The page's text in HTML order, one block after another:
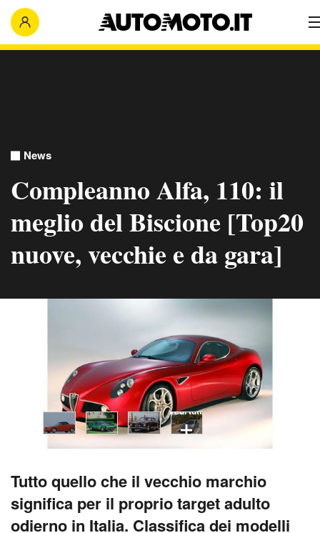
News
Compleanno Alfa, 110: il
meglio del Biscione [Top20
nuove, vecchie e da gara]
vedi tutti
Tutto quello che il vecchio marchio
significa per il proprio target adulto
odierno in Italia. Classifica dei modelli